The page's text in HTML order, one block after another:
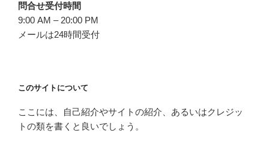
問合せ受付時間
9:00 AM – 20:00 PM
メールは24時間受付
このサイトについて
ここには、自己紹介やサイトの紹介、あるいはクレジッ
トの類を書くと良いでしょう。